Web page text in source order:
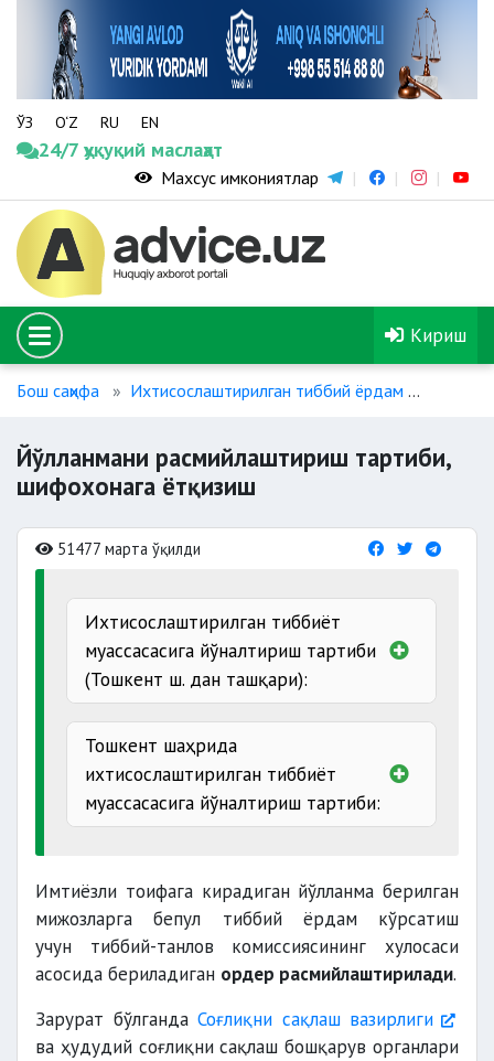
ЎЗ O‘Z RU EN
24/7 ҳуқуқий маслаҳат
Махсус имкониятлар
Кириш
Бош саҳифа Ихтисослаштирилган тиббий ёрдам
Йўлланмани расмийлаштириш тартиби,
шифохонага ётқизиш
51477 марта ўқилди
Ихтисослаштирилган тиббиёт
муассасасига йўналтириш тартиби
(Тошкент ш. дан ташқари):
қишлоқ врачлик пунктлари
Тошкент шаҳрида
ихтисослаштирилган тиббиёт
муассасасига йўналтириш тартиби:
Имтиёзли тоифага кирадиган йўлланма берилган
мижозларга бепул тиббий ёрдам кўрсатиш
учун тиббий-танлов комиссиясининг хулосаси
асосида бериладиган ордер расмийлаштирилади.
Зарурат бўлгандаСоғлиқни сақлаш вазирлиги
ва ҳудудий соғлиқни сақлаш бошқарув органлари